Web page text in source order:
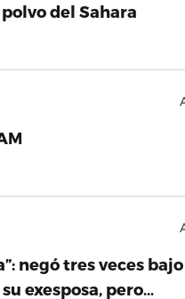
del Sahara
negó tres veces
exesposa, pero…